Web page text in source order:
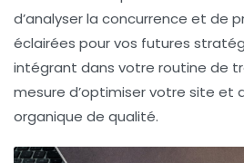
d’analyser la concurrence et de
éclairées pour vos futures
intégrant dans votre routine de
mesure d’optimiser votre site et
organique de qualité.